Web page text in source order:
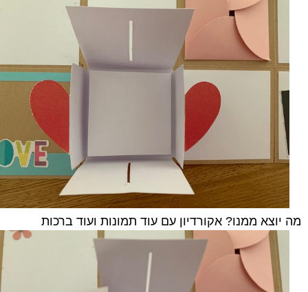
מה יוצא ממנו? אקורדיון עם עוד תמונות ועוד ברכות